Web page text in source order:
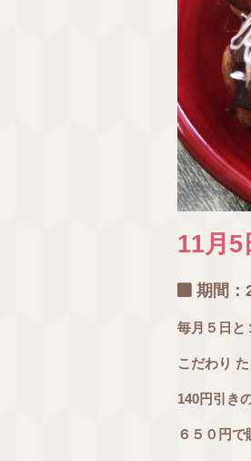
11月5
期間：
毎月５日
こだわり
140円引き
６５０円で